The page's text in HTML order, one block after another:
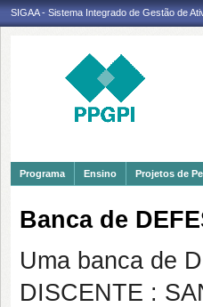
SIGAA - Sistema Integrado de Gestão de
Programa Ensino Projetos de
Banca de
Uma banca de
DISCENTE :